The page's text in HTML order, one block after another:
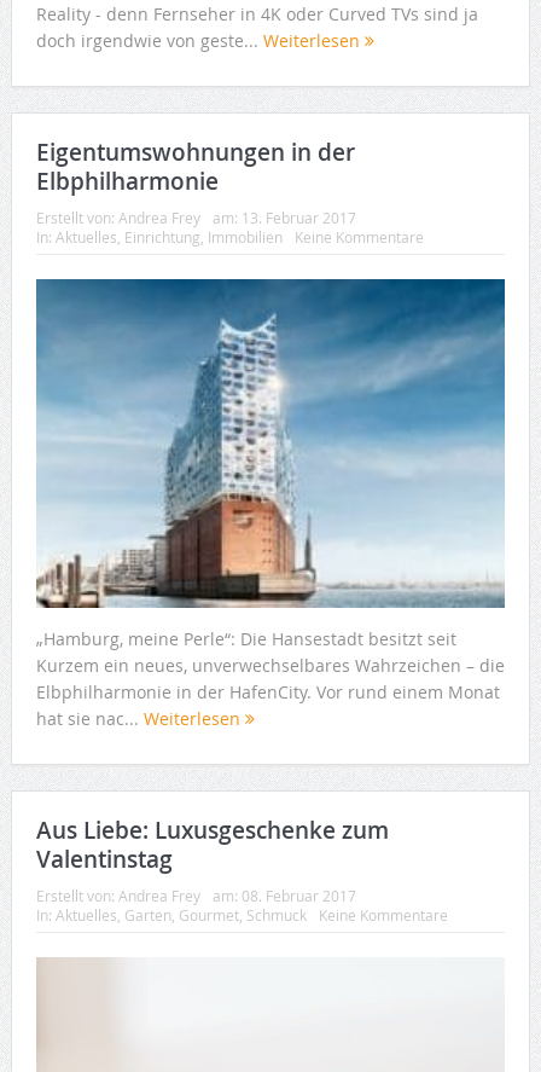
Reality - denn Fernseher in 4K oder Curved TVs sind ja
doch irgendwie von geste... Weiterlesen
Eigentumswohnungen in der
Elbphilharmonie
Erstellt von: Andrea Frey am: 13. Februar 2017
In: Aktuelles Einrichtung Immobilien Keine Kommentare
„Hamburg, meine Perle“: Die Hansestadt besitzt seit
Kurzem ein neues, unverwechselbares Wahrzeichen – die
Elbphilharmonie in der HafenCity. Vor rund einem Monat
hat sie nac... Weiterlesen
Aus Liebe: Luxusgeschenke zum
Valentinstag
Erstellt von: Andrea Frey am: 08. Februar 2017
In: Aktuelles Garten Gourmet, Schmuck Keine Kommentare